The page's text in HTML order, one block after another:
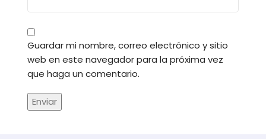
Guardar mi nombre, correo electrónico y sitio
web en este navegador para la próxima vez
que haga un comentario.